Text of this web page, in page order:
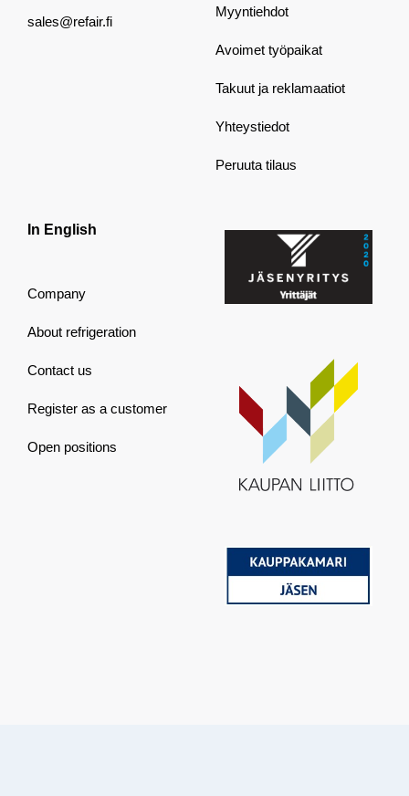
sales@refair.fi
Myyntiehdot
Avoimet työpaikat
Takuut ja reklamaatiot
Yhteystiedot
Peruuta tilaus
In English
Company
About refrigeration
Contact us
Register as a customer
Open positions